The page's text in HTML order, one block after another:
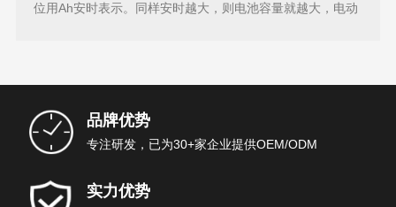
位用Ah安时表示。同样安时越大，则电池容量就越大，电动
品牌优势
专注研发，已为30+家企业提供OEM/ODM
实力优势